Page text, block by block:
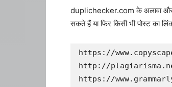
duplichecker.com के अलावा और
सकते हैं या फिर किसी भी पोस्ट का
https://
http://
https://